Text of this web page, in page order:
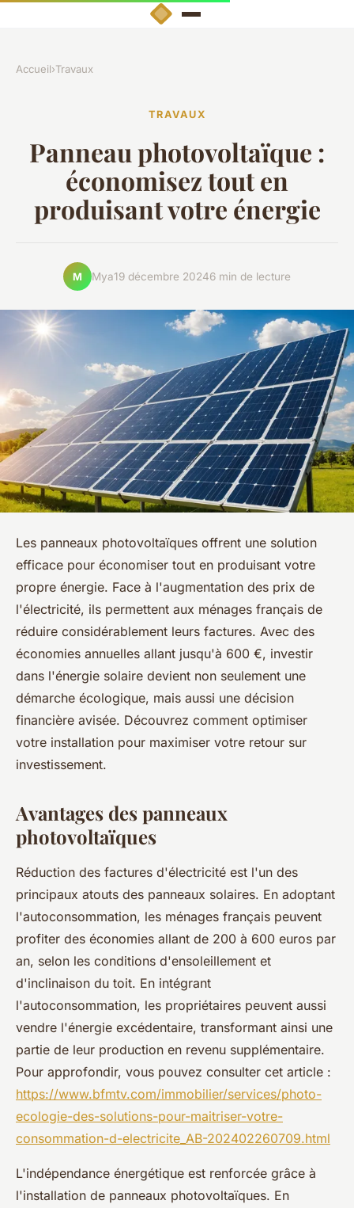
Accueil›Travaux
TRAVAUX
Panneau photovoltaïque :
économisez tout en
produisant votre énergie
M Mya19 décembre 20246 min de lecture
Les panneaux photovoltaïques offrent une solution
efficace pour économiser tout en produisant votre
propre énergie. Face à l'augmentation des prix de
l'électricité, ils permettent aux ménages français de
réduire considérablement leurs factures. Avec des
économies annuelles allant jusqu'à 600 €, investir
dans l'énergie solaire devient non seulement une
démarche écologique, mais aussi une décision
financière avisée. Découvrez comment optimiser
votre installation pour maximiser votre retour sur
investissement.
Avantages des panneaux
photovoltaïques
Réduction des factures d'électricité est l'un des
principaux atouts des panneaux solaires. En adoptant
l'autoconsommation, les ménages français peuvent
profiter des économies allant de 200 à 600 euros par
an, selon les conditions d'ensoleillement et
d'inclinaison du toit. En intégrant
l'autoconsommation, les propriétaires peuvent aussi
vendre l'énergie excédentaire, transformant ainsi une
partie de leur production en revenu supplémentaire.
Pour approfondir, vous pouvez consulter cet article :
https://www.bfmtv.com/immobilier/services/photo-
ecologie-des-solutions-pour-maitriser-votre-
consommation-d-electricite_AB-202402260709.html
L'indépendance énergétique est renforcée grâce à
l'installation de panneaux photovoltaïques. En